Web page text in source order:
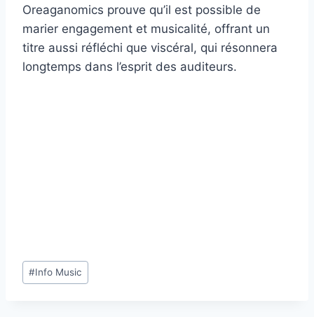
Oreaganomics prouve qu’il est possible de
marier engagement et musicalité, offrant un
titre aussi réfléchi que viscéral, qui résonnera
longtemps dans l’esprit des auditeurs.
Étiquettes
de
#Info Music